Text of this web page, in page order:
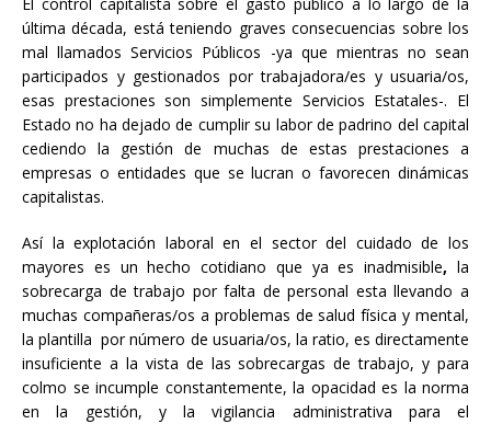
El control capitalista sobre el gasto público a lo largo de la
última década, está teniendo graves consecuencias sobre los
mal llamados Servicios Públicos -ya que mientras no sean
participados y gestionados por trabajadora/es y usuaria/os,
esas prestaciones son simplemente Servicios Estatales-. El
Estado no ha dejado de cumplir su labor de padrino del capital
cediendo la gestión de muchas de estas prestaciones a
empresas o entidades que se lucran o favorecen dinámicas
capitalistas.
Así la explotación laboral en el sector del cuidado de los
mayores es un hecho cotidiano que ya es inadmisible,la
sobrecarga de trabajo por falta de personal esta llevando a
muchas compañeras/os a problemas de salud física y mental,
la plantilla por número de usuaria/os, la ratio, es directamente
insuficiente a la vista de las sobrecargas de trabajo, y para
colmo se incumple constantemente, la opacidad es la norma
en la gestión, y la vigilancia administrativa para el